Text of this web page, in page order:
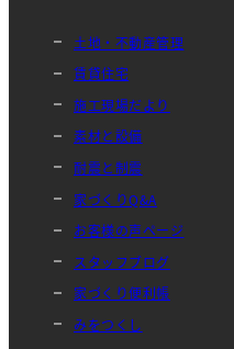
土地・不動産管理
賃貸住宅
施工現場だより
素材と設備
耐震と制震
家づくりQ&A
お客様の声ページ
スタッフブログ
家づくり便利帳
みをつくし